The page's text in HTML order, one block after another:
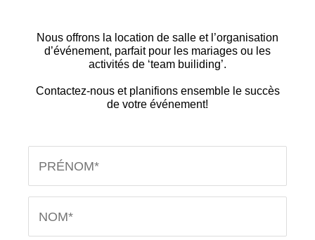
Nous offrons la location de salle et l’organisation
d’événement, parfait pour les mariages ou les
activités de ‘team builiding’.
Contactez-nous et planifions ensemble le succès
de votre événement!